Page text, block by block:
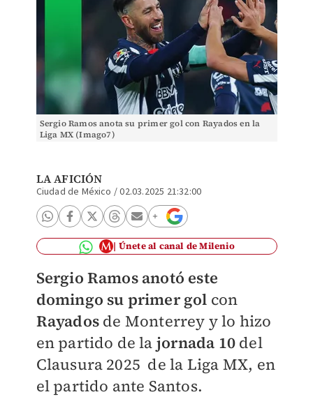
Sergio Ramos anota su primer gol con Rayados en la
Liga MX (Imago7)
LA AFICIÓN
Ciudad de México /02.03.2025 21:32:00
Únete al canal de Milenio
Sergio Ramos anotó este
domingo su primer gol con
Rayados de Monterrey y lo hizo
en partido de la jornada 10del
Clausura 2025 de la Liga MX, en
el partido ante Santos.